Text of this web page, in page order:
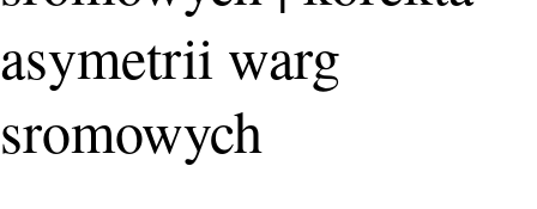
asymetrii warg
sromowych